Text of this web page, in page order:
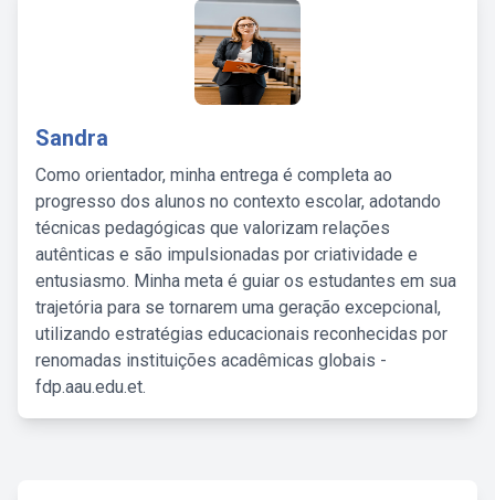
Sandra
Como orientador, minha entrega é completa ao
progresso dos alunos no contexto escolar, adotando
técnicas pedagógicas que valorizam relações
autênticas e são impulsionadas por criatividade e
entusiasmo. Minha meta é guiar os estudantes em sua
trajetória para se tornarem uma geração excepcional,
utilizando estratégias educacionais reconhecidas por
renomadas instituições acadêmicas globais -
fdp.aau.edu.et.